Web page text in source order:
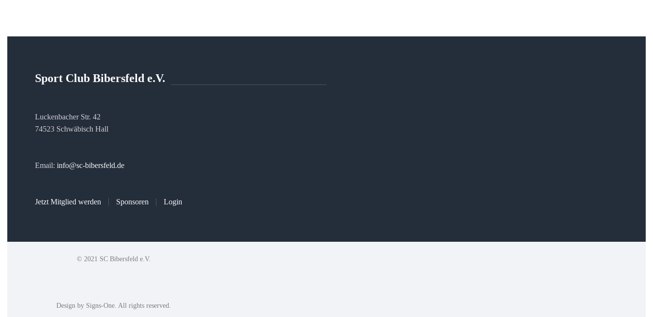
Sport Club Bibersfeld e.V.
Luckenbacher Str. 42
74523 Schwäbisch Hall
Email: info@sc-bibersfeld.de
Jetzt Mitglied werden Sponsoren Login
© 2021 SC Bibersfeld e.V.
Design by Signs-One. All rights reserved.